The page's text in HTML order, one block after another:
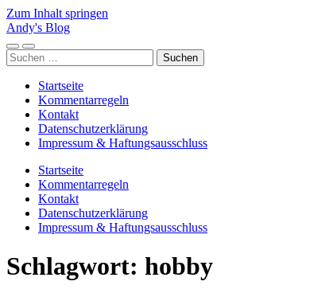
Zum Inhalt springen
Andy's Blog
Mobile-
Menü
Suchfeld
ein-/ausblenden
Suchen
nach:
Startseite
Kommentarregeln
Kontakt
Datenschutzerklärung
Impressum & Haftungsausschluss
Startseite
Kommentarregeln
Kontakt
Datenschutzerklärung
Impressum & Haftungsausschluss
Schlagwort: hobby